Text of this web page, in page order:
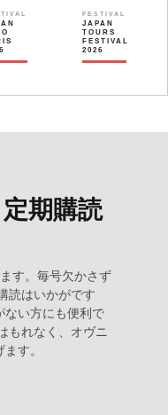
FESTIVAL
JAPAN
TOURS
FESTIVAL
2026
期購読
す。毎号欠かさず
読はいかがです
ない方にも便利で
もれなく、オヴニ
す。